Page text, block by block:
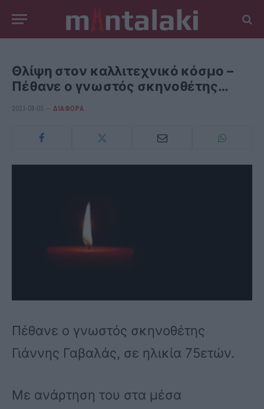
Θλίψη στον καλλιτεχνικό κόσμο –
Πέθανε ο γνωστός σκηνοθέτης…
2023-08-03 ΔΙΆΦΟΡΑ
Πέθανε ο γνωστός σκηνοθέτης
Γιάννης Γαβαλάς, σε ηλικία 75ετών.
Με ανάρτηση του στα μέσα